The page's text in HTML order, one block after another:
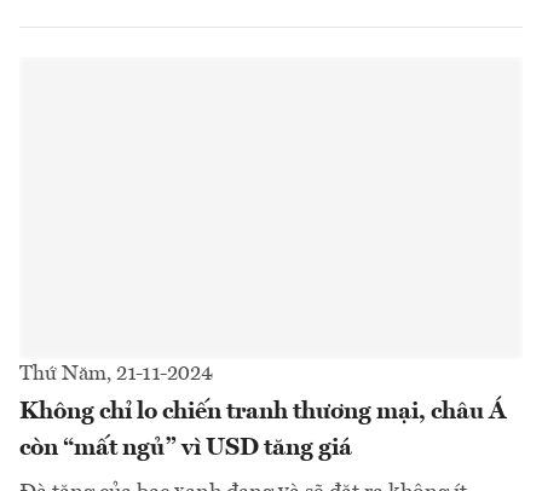
Thứ Năm, 21-11-2024
Không chỉ lo chiến tranh thương mại, châu Á
còn “mất ngủ” vì USD tăng giá